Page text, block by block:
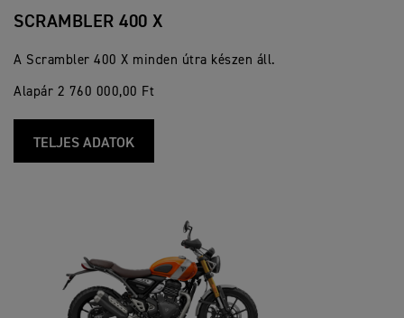
SCRAMBLER 400 X
A Scrambler 400 X minden útra készen áll.
Alapár 2 760 000,00 Ft
TELJES ADATOK